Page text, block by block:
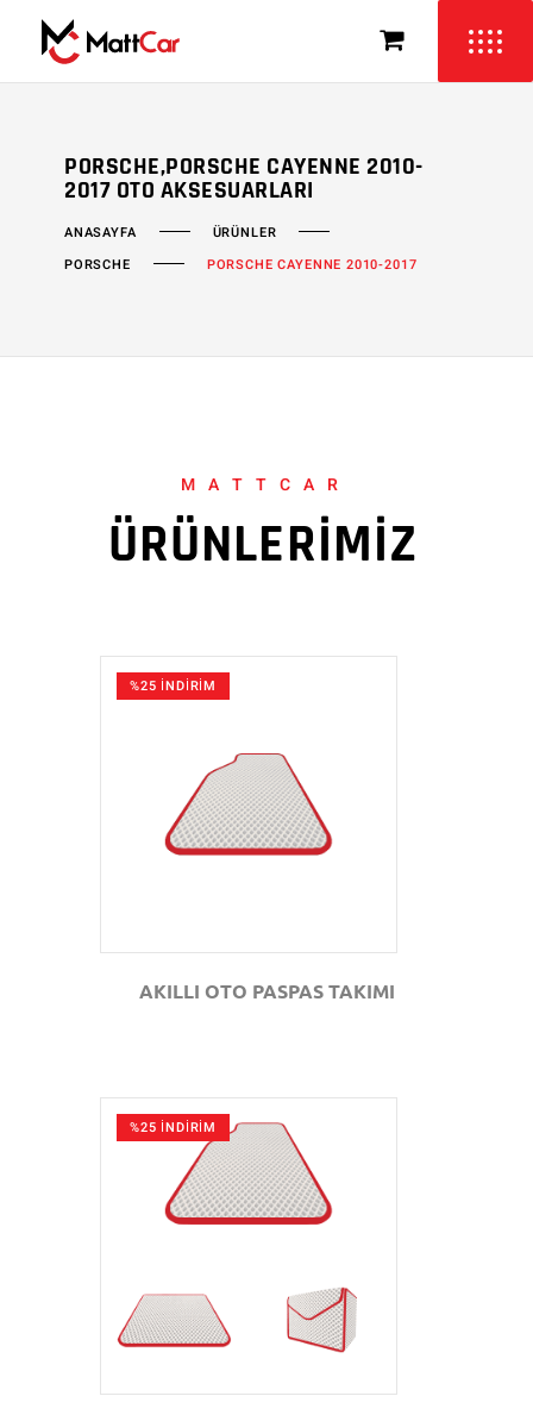
PORSCHE,PORSCHE CAYENNE 2010-
2017 OTO AKSESUARLARI
ANASAYFA
ÜRÜNLER
PORSCHE
PORSCHE CAYENNE 2010-2017
MATTCAR
ÜRÜNLERİMİZ
%25 İNDİRİM
GÖZAT
AKILLI OTO PASPAS TAKIMI
%25 İNDİRİM